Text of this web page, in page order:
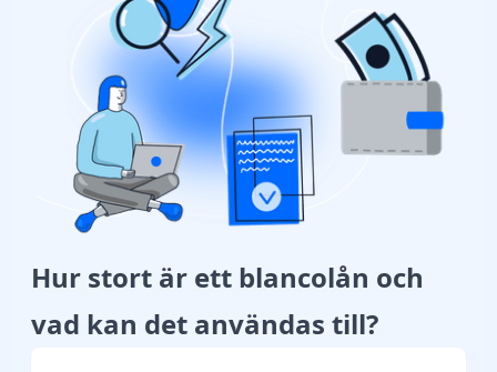
Hur stort är ett blancolån och
vad kan det användas till?